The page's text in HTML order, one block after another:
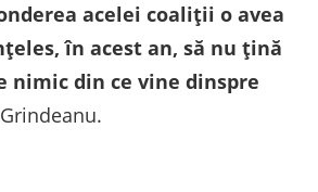
acelei coaliții o avea
în acest an, să nu țină
nimic din ce vine dinspre